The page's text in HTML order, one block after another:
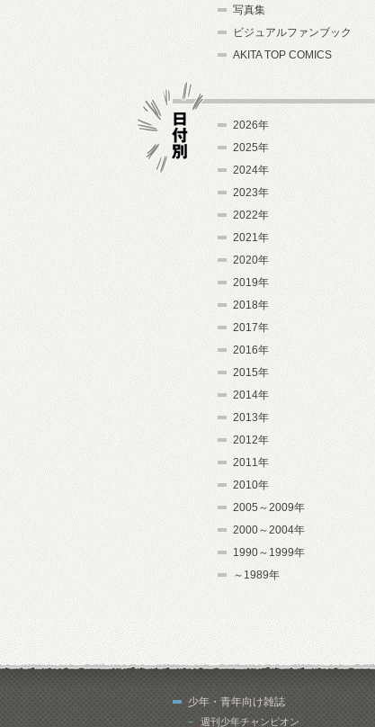
写真集
ビジュアルファンブック
AKITA TOP COMICS
2026年
2025年
2024年
2023年
2022年
2021年
2020年
2019年
2018年
2017年
2016年
2015年
2014年
2013年
2012年
2011年
2010年
2005～2009年
2000～2004年
1990～1999年
～1989年
少年・青年向け雑誌
週刊少年チャンピオン